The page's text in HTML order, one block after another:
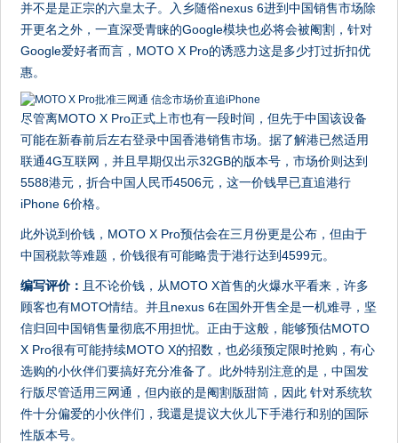
并不是是正宗的六皇太子。入乡随俗nexus 6进到中国销售市场除
开更名之外，一直深受青睐的Google模块也必将会被阉割，针对
Google爱好者而言，MOTO X Pro的诱惑力这是多少打过折扣优
惠。
尽管离MOTO X Pro正式上市也有一段时间，但先于中国该设备
可能在新春前后左右登录中国香港销售市场。据了解港已然适用
联通4G互联网，并且早期仅出示32GB的版本号，市场价则达到
5588港元，折合中国人民币4506元，这一价钱早已直追港行
iPhone 6价格。
此外说到价钱，MOTO X Pro预估会在三月份更是公布，但由于
中国税款等难题，价钱很有可能略贵于港行达到4599元。
编写评价： 且不论价钱，从MOTO X首售的火爆水平看来，许多
顾客也有MOTO情结。并且nexus 6在国外开售全是一机难寻，坚
信归回中国销售量彻底不用担忧。正由于这般，能够预估MOTO
X Pro很有可能持续MOTO X的招数，也必须预定限时抢购，有心
选购的小伙伴们要搞好充分准备了。此外特别注意的是，中国发
行版尽管适用三网通，但内嵌的是阉割版甜筒，因此 针对系统软
件十分偏爱的小伙伴们，我還是提议大伙儿下手港行和别的国际
性版本号。